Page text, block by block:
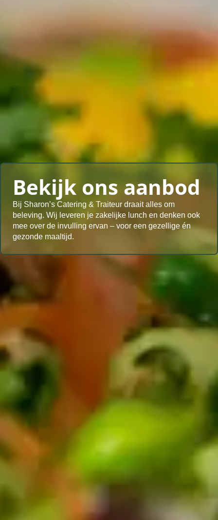
Bekijk ons aanbod
Bij Sharon’s Catering & Traiteur draait alles om
beleving. Wij leveren je zakelijke lunch en denken ook
mee over de invulling ervan – voor een gezellige én
gezonde maaltijd.